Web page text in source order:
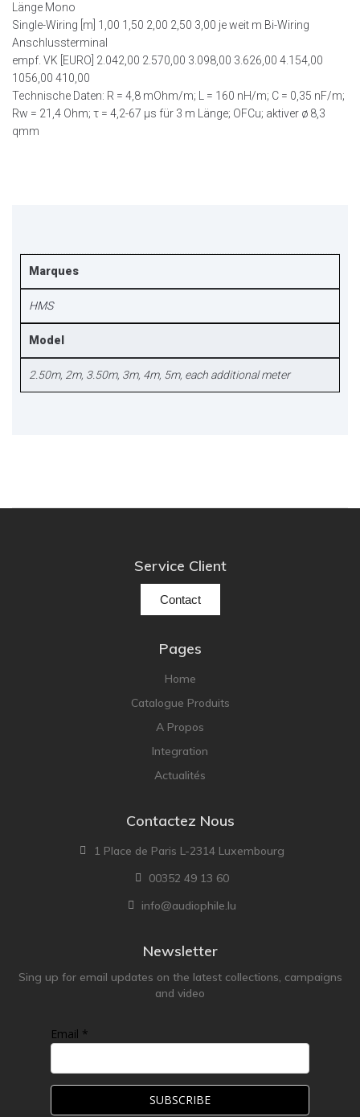
Länge Mono
Single-Wiring [m] 1,00 1,50 2,00 2,50 3,00 je weit m Bi-Wiring
Anschlussterminal
empf. VK [EURO] 2.042,00 2.570,00 3.098,00 3.626,00 4.154,00
1056,00 410,00
Technische Daten: R = 4,8 mOhm/m; L = 160 nH/m; C = 0,35 nF/m;
Rw = 21,4 Ohm; τ = 4,2-67 µs für 3 m Länge; OFCu; aktiver ø 8,3
qmm
Marques
HMS
Model
2.50m, 2m, 3.50m, 3m, 4m, 5m, each additional meter
Service Client
Contact
Pages
Home
Catalogue Produits
A Propos
Integration
Actualités
Contactez Nous
1 Place de Paris L-2314 Luxembourg
00352 49 13 60
info@audiophile.lu
Newsletter
Sing up for email updates on the latest collections, campaigns
and video
Email *